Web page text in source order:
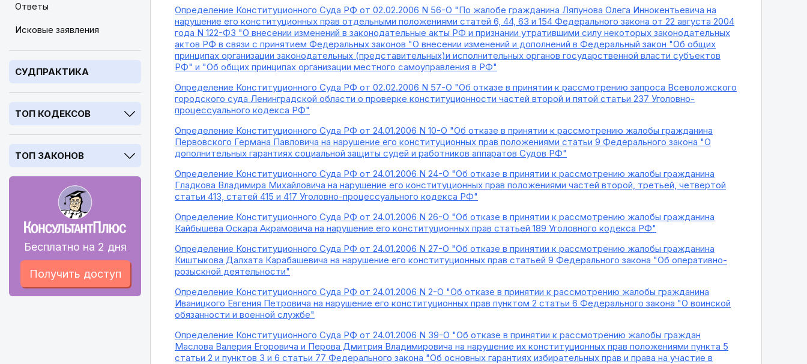
Ответы
Исковые заявления
СУДПРАКТИКА
ТОП КОДЕКСОВ
ТОП ЗАКОНОВ
Бесплатно на 2 дня
Получить доступ
Определение Конституционного Суда РФ от 02.02.2006 N 56-О "По жалобе гражданина Ляпунова Олега Иннокентьевича на
нарушение его конституционных прав отдельными положениями статей 6, 44, 63 и 154 Федерального закона от 22 августа 2004
года N 122-ФЗ "О внесении изменений в законодательные акты РФ и признании утратившими силу некоторых законодательных
актов РФ в связи с принятием Федеральных законов "О внесении изменений и дополнений в Федеральный закон "Об общих
принципах организации законодательных (представительных)и исполнительных органов государственной власти субъектов
РФ" и "Об общих принципах организации местного самоуправления в РФ"
Определение Конституционного Суда РФ от 02.02.2006 N 57-О "Об отказе в принятии к рассмотрению запроса Всеволожского
городского суда Ленинградской области о проверке конституционности частей второй и пятой статьи 237 Уголовно-
процессуального кодекса РФ"
Определение Конституционного Суда РФ от 24.01.2006 N 10-О "Об отказе в принятии к рассмотрению жалобы гражданина
Первовского Германа Павловича на нарушение его конституционных прав положениями статьи 9 Федерального закона "О
дополнительных гарантиях социальной защиты судей и работников аппаратов Судов РФ"
Определение Конституционного Суда РФ от 24.01.2006 N 24-О "Об отказе в принятии к рассмотрению жалобы гражданина
Гладкова Владимира Михайловича на нарушение его конституционных прав положениями частей второй, третьей, четвертой
статьи 413, статей 415 и 417 Уголовно-процессуального кодекса РФ"
Определение Конституционного Суда РФ от 24.01.2006 N 26-О "Об отказе в принятии к рассмотрению жалобы гражданина
Кайбышева Оскара Акрамовича на нарушение его конституционных прав статьей 189 Уголовного кодекса РФ"
Определение Конституционного Суда РФ от 24.01.2006 N 27-О "Об отказе в принятии к рассмотрению жалобы гражданина
Киштыкова Далхата Карабашевича на нарушение его конституционных прав статьей 9 Федерального закона "Об оперативно-
розыскной деятельности"
Определение Конституционного Суда РФ от 24.01.2006 N 2-О "Об отказе в принятии к рассмотрению жалобы гражданина
Иваницкого Евгения Петровича на нарушение его конституционных прав пунктом 2 статьи 6 Федерального закона "О воинской
обязанности и военной службе"
Определение Конституционного Суда РФ от 24.01.2006 N 39-О "Об отказе в принятии к рассмотрению жалобы граждан
Маслова Валерия Егоровича и Перова Дмитрия Владимировича на нарушение их конституционных прав положениями пункта 5
статьи 2 и пунктов 3 и 6 статьи 77 Федерального закона "Об основных гарантиях избирательных прав и права на участие в